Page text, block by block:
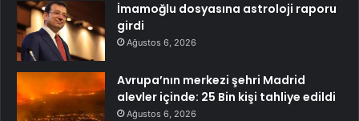
İmamoğlu dosyasına astroloji raporu
girdi
Ağustos 6, 2026
Avrupa’nın merkezi şehri Madrid
alevler içinde: 25 Bin kişi tahliye edildi
Ağustos 6, 2026